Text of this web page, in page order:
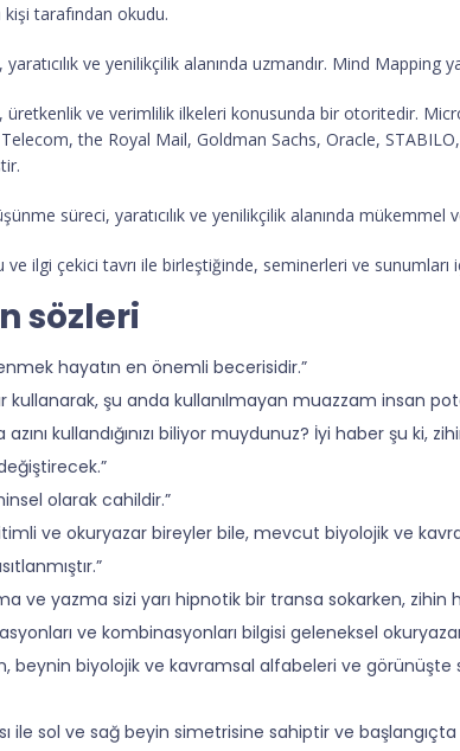
tarafından okudu.
ve yenilikçilik alanında uzmandır. Mind Mapping
üretkenlik ve verimlilik ilkeleri konusunda bir otoritedir.
the Royal Mail, Goldman Sachs, Oracle,
süreci, yaratıcılık ve yenilikçilik alanında mükemmel
ve ilgi çekici tavrı ile birleştiğinde, seminerleri ve sunumları
sözleri
hayatın en önemli becerisidir.”
kullanarak, şu anda kullanılmayan muazzam insan
azını kullandığınızı biliyor muydunuz? İyi haber şu ki,
olarak cahildir.”
ve okuryazar bireyler bile, mevcut biyolojik ve
ve yazma sizi yarı hipnotik bir transa sokarken,
ve kombinasyonları bilgisi geleneksel
biyolojik ve kavramsal alfabeleri ve görünüşte
ile sol ve sağ beyin simetrisine sahiptir ve